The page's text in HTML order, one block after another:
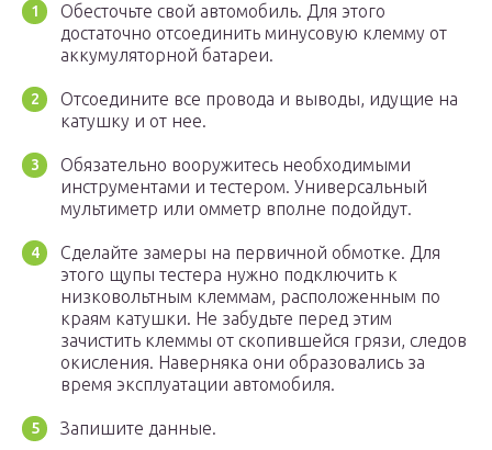
Обесточьте свой автомобиль. Для этого
достаточно отсоединить минусовую клемму от
аккумуляторной батареи.
Отсоедините все провода и выводы, идущие на
катушку и от нее.
Обязательно вооружитесь необходимыми
инструментами и тестером. Универсальный
мультиметр или омметр вполне подойдут.
Сделайте замеры на первичной обмотке. Для
этого щупы тестера нужно подключить к
низковольтным клеммам, расположенным по
краям катушки. Не забудьте перед этим
зачистить клеммы от скопившейся грязи, следов
окисления. Наверняка они образовались за
время эксплуатации автомобиля.
Запишите данные.